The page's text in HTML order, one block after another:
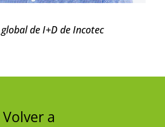
de I+D de Incotec
Volver a